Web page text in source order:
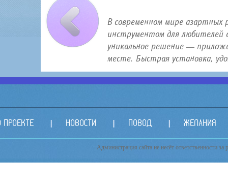
В современном мире азартных
инструментом для любителей
уникальное решение —
месте. Быстрая установка,
ПРОЕКТЕ НОВОСТИ ПОВОД ЖЕЛАНИЯ
Администрация сайта не несёт ответственности